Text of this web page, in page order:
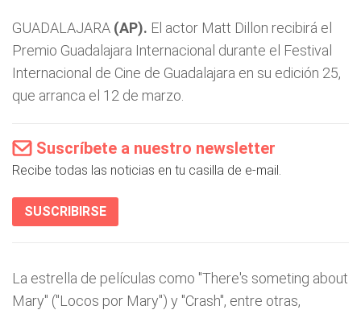
GUADALAJARA (AP). El actor Matt Dillon recibirá el
Premio Guadalajara Internacional durante el Festival
Internacional de Cine de Guadalajara en su edición 25,
que arranca el 12 de marzo.
Suscríbete a nuestro newsletter
Recibe todas las noticias en tu casilla de e-mail.
SUSCRIBIRSE
La estrella de películas como "There's someting about
Mary" ("Locos por Mary") y "Crash", entre otras,